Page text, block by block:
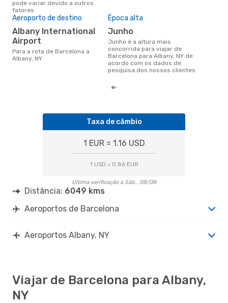
pode variar devido a outros
fatores
Aeroporto de destino
Albany International
Airport
Para a rota de Barcelona a
Albany, NY
Época alta
junho
junho é a altura mais
concorrida para viajar de
Barcelona para Albany, NY de
acordo com os dados de
pesquisa dos nossos clientes
Taxa de câmbio
1 EUR = 1.16 USD
1 USD = 0.86 EUR
Última verificação a Sáb., 08/08
Distância: 6049 kms
Aeroportos de Barcelona
Aeroportos Albany, NY
Viajar de Barcelona para Albany,
NY